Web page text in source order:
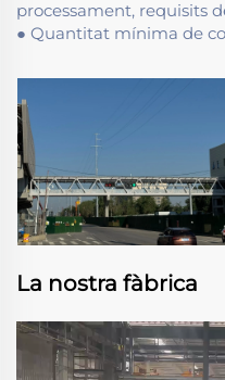
processament, requisits
● Quantitat mínima de
La nostra fàbrica